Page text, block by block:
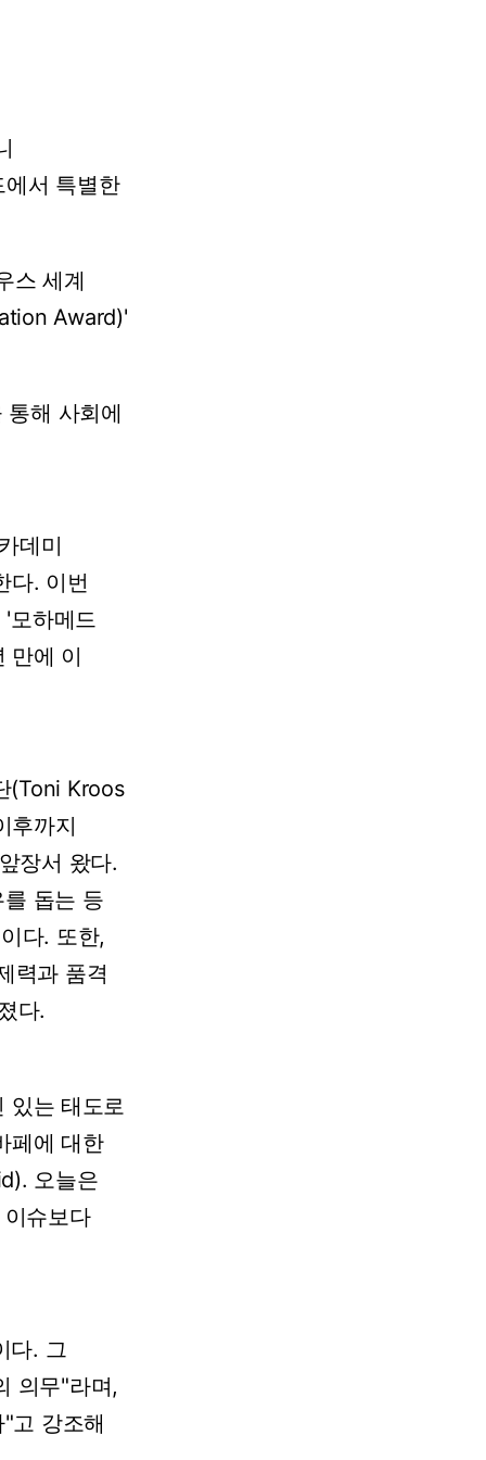
에서 특별한
스 세계
Award)'
통해 사회에
데미
다. 이번
'모하메드
만에 이
(Toni Kroos
후까지
앞장서 왔다.
를 돕는 등
다. 또한,
력과 품격
다.
있는 태도로
페에 대한
오늘은
이슈보다
다. 그
의무"라며,
"고 강조해